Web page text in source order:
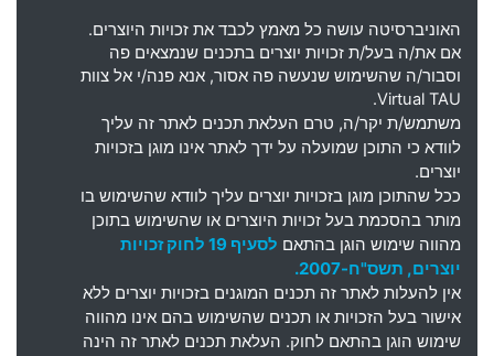
האוניברסיטה עושה כל מאמץ לכבד את זכויות היוצרים.
אם את/ה בעל/ת זכויות יוצרים בתכנים שנמצאים פה
וסבור/ה שהשימוש שנעשה פה אסור, אנא פנה/י אל צוות
Virtual TAU.
משתמש/ת יקר/ה, טרם העלאת תכנים לאתר זה עליך
לוודא כי התוכן שמועלה על ידך לאתר אינו מוגן בזכויות
יוצרים.
ככל שהתוכן מוגן בזכויות יוצרים עליך לוודא שהשימוש בו
מותר בהסכמת בעל זכויות היוצרים או שהשימוש בתוכן
מהווה שימוש הוגן בהתאם
לסעיף 19 לחוק זכויות
יוצרים, תשס"ח-2007.
אין להעלות לאתר זה תכנים המוגנים בזכויות יוצרים ללא
אישור בעל הזכויות או תכנים שהשימוש בהם אינו מהווה
שימוש הוגן בהתאם לחוק. העלאת תכנים לאתר זה הינה